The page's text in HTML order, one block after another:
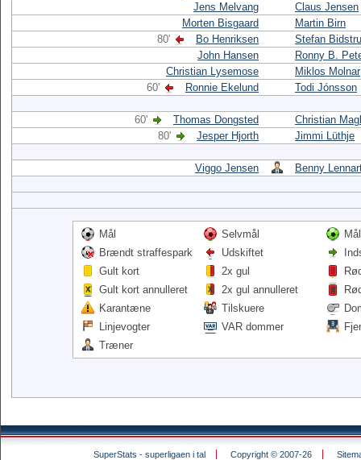
Jens Melvang
Claus Jensen
Morten Bisgaard
Martin Birn
80'
Bo Henriksen
Stefan
John Hansen
Ronny B.
Christian Lysemose
Miklos Molnar
60'
Ronnie Ekelund Todi Jónsson
60' Thomas Dongsted
Christian
80'
Jesper Hjorth Jimmi Lüthje
Viggo Jensen Benny
Mål Selvmål
Brændt straffespark
Udskiftet
Gult kort
2x gul
Gult kort annulleret
2x gul annulleret
Karantæne
Tilskuere
Linjevogter
VAR dommer
Træner
SuperStats - superligaen i tal Copyright © 2007-26